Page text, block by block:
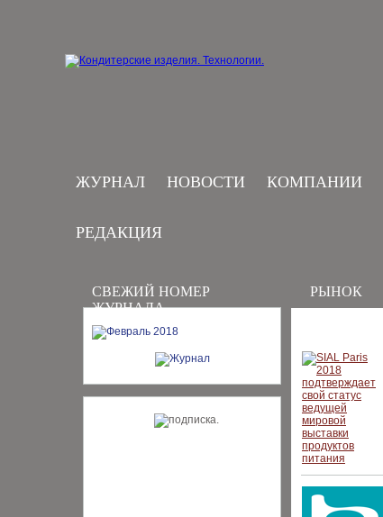
ЖУРНАЛ НОВОСТИ КОМПАНИИ
РЕДАКЦИЯ
СВЕЖИЙ НОМЕР
ЖУРНАЛА
РЫНОК